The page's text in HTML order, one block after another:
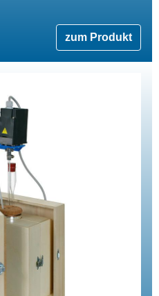
zum Produkt